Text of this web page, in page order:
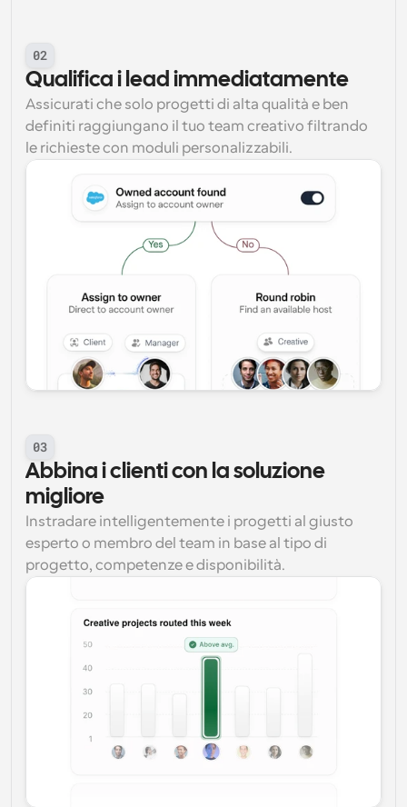
02
Qualifica i lead immediatamente
Assicurati che solo progetti di alta qualità e ben
definiti raggiungano il tuo team creativo filtrando
le richieste con moduli personalizzabili.
03
Abbina i clienti con la soluzione
migliore
Instradare intelligentemente i progetti al giusto
esperto o membro del team in base al tipo di
progetto, competenze e disponibilità.